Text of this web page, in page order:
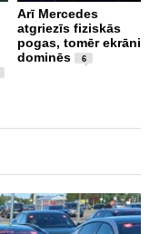
Arī Mercedes
atgriezīs fiziskās
pogas, tomēr ekrāni
dominēs
6